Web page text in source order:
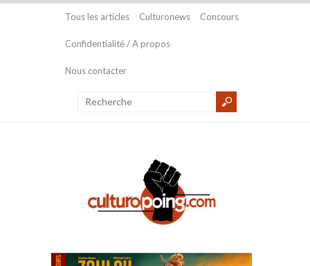
Tous les articles Culturonews Concours
Confidentialité / A propos
Nous contacter